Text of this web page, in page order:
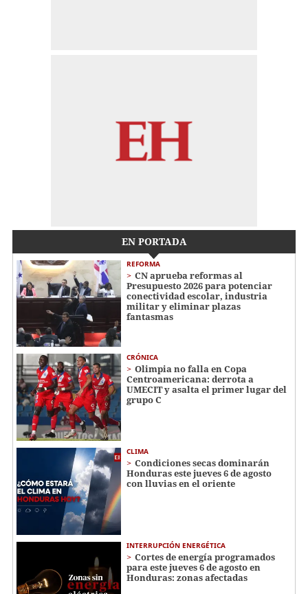
EN PORTADA
REFORMA
CN aprueba reformas al
Presupuesto 2026 para potenciar
conectividad escolar, industria
militar y eliminar plazas
fantasmas
CRÓNICA
Olimpia no falla en Copa
Centroamericana: derrota a
UMECIT y asalta el primer lugar del
grupo C
CLIMA
Condiciones secas dominarán
Honduras este jueves 6 de agosto
con lluvias en el oriente
INTERRUPCIÓN ENERGÉTICA
Cortes de energía programados
para este jueves 6 de agosto en
Honduras: zonas afectadas